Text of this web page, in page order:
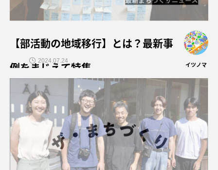
【部活動の地域移行】とは？最新事
例をまじえて特集
イツノマ
2024.07.24